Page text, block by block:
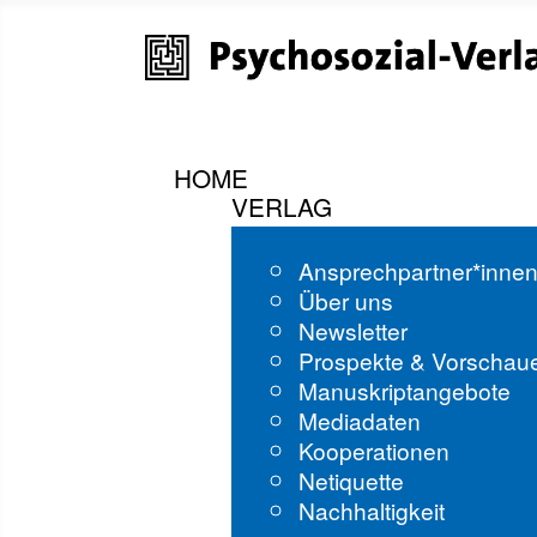
HOME
VERLAG
Über uns
Newsletter
Prospekte &
Manuskriptangebote
Mediadaten
Kooperationen
Netiquette
Nachhaltigkeit